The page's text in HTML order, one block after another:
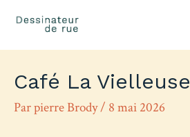
Café La Vielleuse
Parpierre Brody/ 8 mai 2026